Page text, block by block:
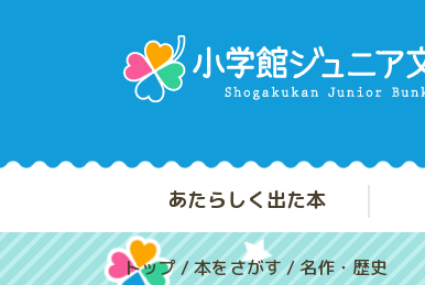
あたらしく出た本
トップ/本をさがす/名作・歴史